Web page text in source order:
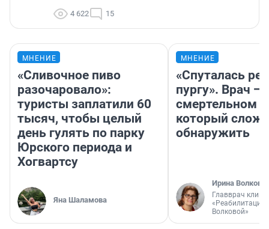
4 622 15
МНЕНИЕ
«Сливочное пиво
разочаровало»:
туристы заплатили 60
тысяч, чтобы целый
день гулять по парку
Юрского периода и
Хогвартсу
Яна Шаламова
МНЕНИЕ
«Спуталась
пургу». Врач —
смертельном
который
обнаружить
Ирина Волкова
Главврач
«Реабилитация
Волковой»